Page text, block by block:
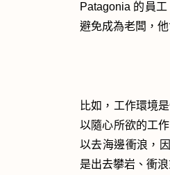
Patagonia 的員
避免成為老闆，
比如，工作環境
以隨心所欲的工
以去海邊衝浪，
是出去攀岩、衝